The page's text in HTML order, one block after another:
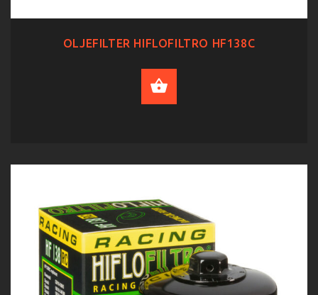
OLJEFILTER HIFLOFILTRO HF138C